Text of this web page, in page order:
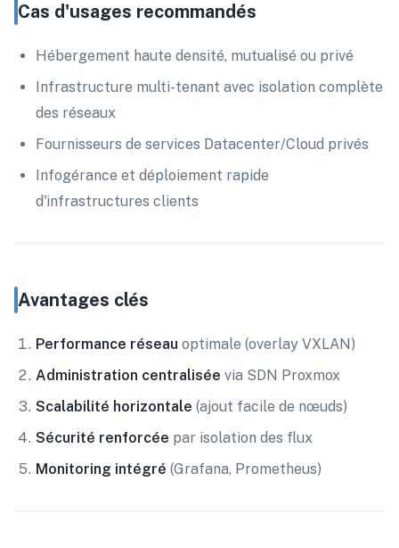
Cas d'usages recommandés
Hébergement haute densité, mutualisé ou privé
Infrastructure multi-tenant avec isolation complète
des réseaux
Fournisseurs de services Datacenter/Cloud privés
Infogérance et déploiement rapide
d'infrastructures clients
Avantages clés
Performance réseau optimale (overlay VXLAN)
Administration centralisée via SDN Proxmox
Scalabilité horizontale (ajout facile de nœuds)
Sécurité renforcée par isolation des flux
Monitoring intégré (Grafana, Prometheus)